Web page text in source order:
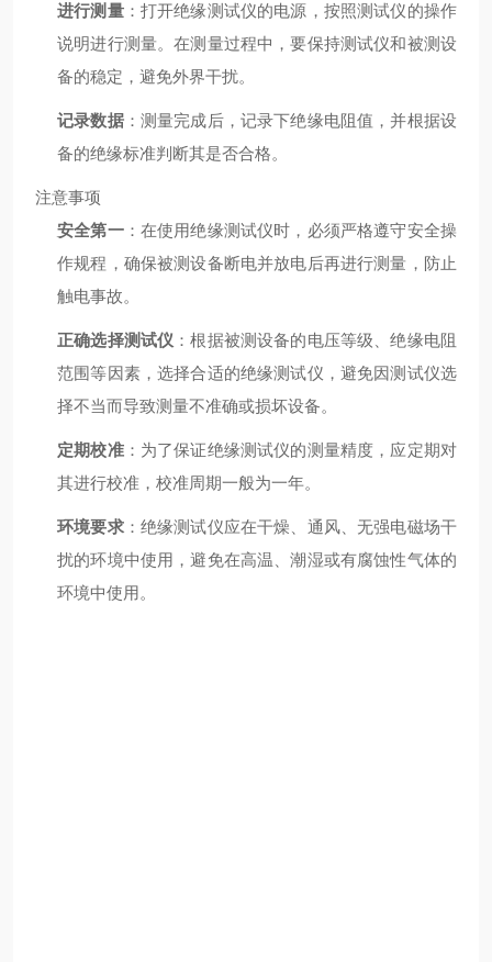
进行测量：打开绝缘测试仪的电源，按照测试仪的操作
说明进行测量。在测量过程中，要保持测试仪和被测设
备的稳定，避免外界干扰。
记录数据：测量完成后，记录下绝缘电阻值，并根据设
备的绝缘标准判断其是否合格。
注意事项
安全第一：在使用绝缘测试仪时，必须严格遵守安全操
作规程，确保被测设备断电并放电后再进行测量，防止
触电事故。
正确选择测试仪 ：根据被测设备的电压等级、绝缘电阻
范围等因素，选择合适的绝缘测试仪，避免因测试仪选
择不当而导致测量不准确或损坏设备。
定期校准：为了保证绝缘测试仪的测量精度，应定期对
其进行校准，校准周期一般为一年。
环境要求：绝缘测试仪应在干燥、通风、无强电磁场干
扰的环境中使用，避免在高温、潮湿或有腐蚀性气体的
环境中使用。